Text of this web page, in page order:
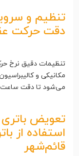
تنظیم و
دقت حرکت
مکانیکی و
می‌شود تا دقت ساعت
تعویض
استفاده از
قائم‌شهر